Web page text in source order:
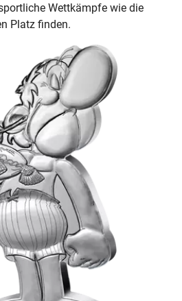
Wettkämpfe wie die
Platz finden.